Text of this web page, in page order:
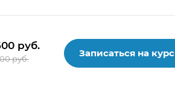
руб.
руб. Записаться на курс